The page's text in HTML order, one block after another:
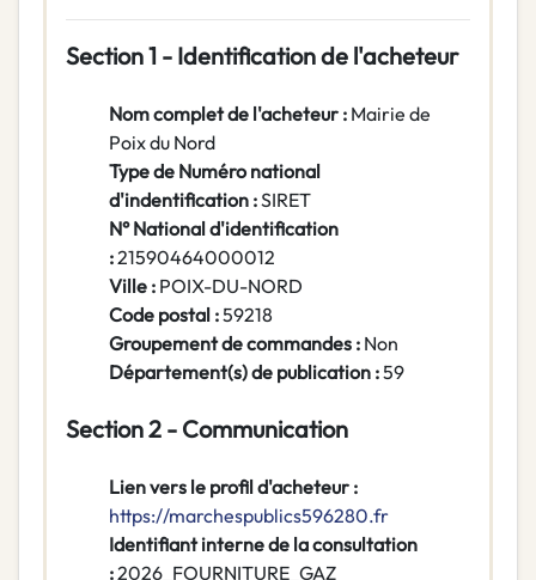
Section 1 - Identification de l'acheteur
Nom complet de l'acheteur : Mairie de
Poix du Nord
Type de Numéro national
d'indentification :SIRET
N° National d'identification
:21590464000012
Ville : POIX-DU-NORD
Code postal :59218
Groupement de commandes : Non
Département(s) de publication :59
Section 2 - Communication
Lien vers le profil d'acheteur :
https://marchespublics596280.fr
Identifiant interne de la consultation
:2026_FOURNITURE_GAZ